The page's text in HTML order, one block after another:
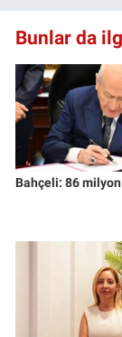
Bunlar da
Bahçeli: 86